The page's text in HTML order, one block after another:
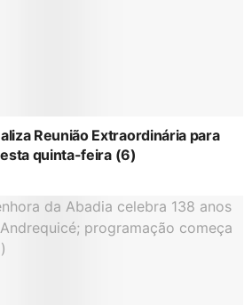
Reunião Extraordinária para
quinta-feira (6)